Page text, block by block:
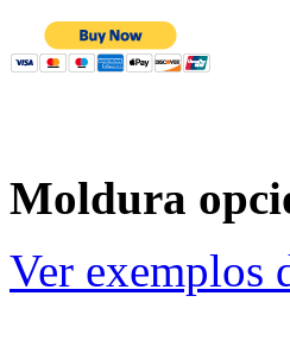
Moldura
Ver exemplos